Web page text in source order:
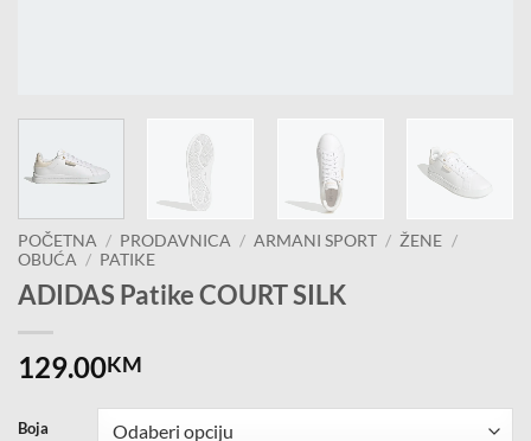
POČETNA / PRODAVNICA / ARMANI SPORT / ŽENE /
OBUĆA / PATIKE
ADIDAS Patike COURT SILK
129.00KM
Boja